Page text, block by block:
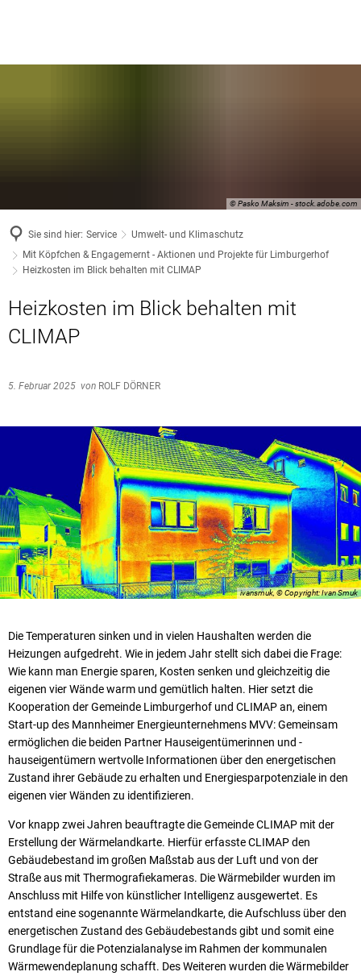
© Pasko Maksim - stock.adobe.com
Sie sind hier: Service
Umwelt- und Klimaschutz
Mit Köpfchen & Engagemernt - Aktionen und Projekte für Limburgerhof
Heizkosten im Blick behalten mit CLIMAP
Heizkosten im Blick behalten mit
CLIMAP
5. Februar 2025 von ROLF DÖRNER
ivansmuk, © Copyright: Ivan Smuk
Die Temperaturen sinken und in vielen Haushalten werden die
Heizungen aufgedreht. Wie in jedem Jahr stellt sich dabei die Frage:
Wie kann man Energie sparen, Kosten senken und gleichzeitig die
eigenen vier Wände warm und gemütlich halten. Hier setzt die
Kooperation der Gemeinde Limburgerhof und CLIMAP an, einem
Start-up des Mannheimer Energieunternehmens MVV: Gemeinsam
ermöglichen die beiden Partner Hauseigentümerinnen und -
hauseigentümern wertvolle Informationen über den energetischen
Zustand ihrer Gebäude zu erhalten und Energiesparpotenziale in den
eigenen vier Wänden zu identifizieren.
Vor knapp zwei Jahren beauftragte die Gemeinde CLIMAP mit der
Erstellung der Wärmelandkarte. Hierfür erfasste CLIMAP den
Gebäudebestand im großen Maßstab aus der Luft und von der
Straße aus mit Thermografiekameras. Die Wärmebilder wurden im
Anschluss mit Hilfe von künstlicher Intelligenz ausgewertet. Es
entstand eine sogenannte Wärmelandkarte, die Aufschluss über den
energetischen Zustand des Gebäudebestands gibt und somit eine
Grundlage für die Potenzialanalyse im Rahmen der kommunalen
Wärmewendeplanung schafft. Des Weiteren wurden die Wärmebilder